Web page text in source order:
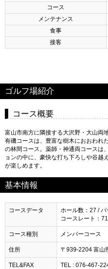
コース
メンテナンス
食事
接客
ゴルフ場紹介
コース概要
富山市南方に隣接する大沢野・大山両
有磯コースは、豊富な樹木におおわれ
の林間コース。薬師・神通両コースは
ョンの中に、豪快な打ち下ろしや谷越
が楽しめます。
基本情報
コースデータ
ホール数：27 /
コースレート：
コース種別 メンバーコース
住所 〒939-2204 富山
TEL&FAX TEL : 076-467-